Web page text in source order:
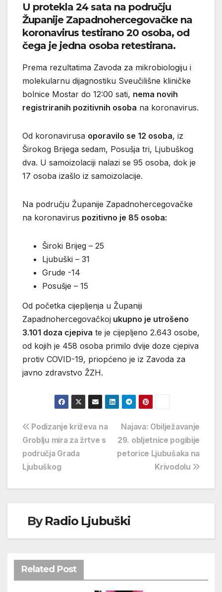
U protekla 24 sata na području
Županije Zapadnohercegovačke na
koronavirus testirano 20 osoba, od
čega je jedna osoba retestirana.
Prema rezultatima Zavoda za mikrobiologiju i
molekularnu dijagnostiku Sveučilišne kliničke
bolnice Mostar do 12:00 sati, nema novih
registriranih pozitivnih osoba na koronavirus.
Od koronavirusa oporavilo se 12 osoba, iz
Širokog Brijega sedam, Posušja tri, Ljubuškog
dva. U samoizolaciji nalazi se 95 osoba, dok je
17 osoba izašlo iz samoizolacije.
Na području Županije Zapadnohercegovačke
na koronavirus pozitivno je 85 osoba:
Široki Brijeg – 25
Ljubuški – 31
Grude -14
Posušje – 15
Od početka cijepljenja u Županiji
Zapadnohercegovačkoj ukupno je utrošeno
3.101 doza cjepiva te je cijepljeno 2.643 osobe,
od kojih je 458 osoba primilo dvije doze cjepiva
protiv COVID-19, priopćeno je iz Zavoda za
javno zdravstvo ŽZH.
Navigacija
objava
Najava: Obilježavanje
29. obljetnice pogibije
petorice Ljubušaka na
Krivodolu
Podizanje križeva na
Groblju mira za žrtve s
područja Grada
Ljubuškog
ByRadio Ljubuški
Related Post